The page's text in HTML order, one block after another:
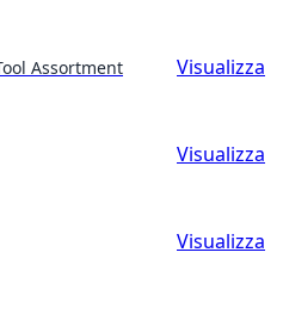
Assortment Visualizza
Visualizza
Visualizza